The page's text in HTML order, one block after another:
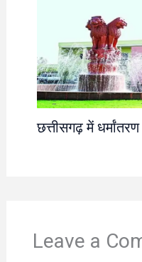
छत्तीसगढ़ में
Leave a